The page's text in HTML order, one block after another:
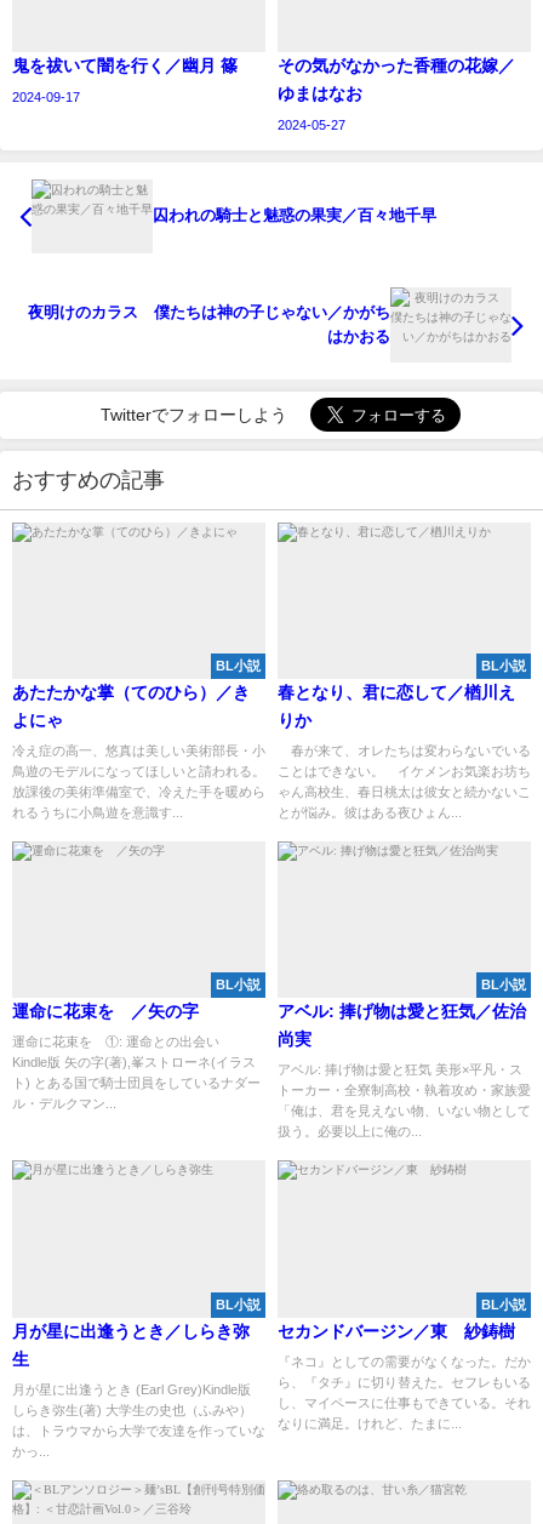
鬼を祓いて闇を行く／幽月 篠
2024-09-17
その気がなかった香種の花嫁／
ゆまはなお
2024-05-27
囚われの騎士と魅惑の果実／百々地千早
夜明けのカラス 僕たちは神の子じゃない／かがち
はかおる
Twitterでフォローしよう
おすすめの記事
BL小説
あたたかな掌（てのひら）／き
よにゃ
冷え症の高一、悠真は美しい美術部長・小
鳥遊のモデルになってほしいと請われる。
放課後の美術準備室で、冷えた手を暖めら
れるうちに小鳥遊を意識す...
BL小説
春となり、君に恋して／楢川え
りか
春が来て、オレたちは変わらないでいる
ことはできない。 イケメンお気楽お坊ち
ゃん高校生、春日桃太は彼女と続かないこ
とが悩み。彼はある夜ひょん...
BL小説
運命に花束を ／矢の字
運命に花束を ①: 運命との出会い
Kindle版 矢の字(著),峯ストローネ(イラス
ト) とある国で騎士団員をしているナダー
ル・デルクマン...
BL小説
アベル: 捧げ物は愛と狂気／佐治
尚実
アベル: 捧げ物は愛と狂気 美形×平凡・ス
トーカー・全寮制高校・執着攻め・家族愛
「俺は、君を見えない物、いない物として
扱う。必要以上に俺の...
BL小説
月が星に出逢うとき／しらき弥
生
月が星に出逢うとき (Earl Grey)Kindle版
しらき弥生(著) 大学生の史也（ふみや）
は、トラウマから大学で友達を作っていな
かっ...
BL小説
セカンドバージン／東 紗鋳樹
『ネコ』としての需要がなくなった。だか
ら、『タチ』に切り替えた。セフレもいる
し、マイペースに仕事もできている。それ
なりに満足。けれど、たまに...